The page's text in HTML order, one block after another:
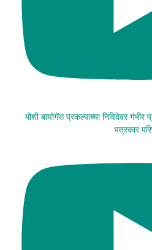
मोशी बायोगॅस प्रकल्पाच्या निविदेवर
पत्रकार